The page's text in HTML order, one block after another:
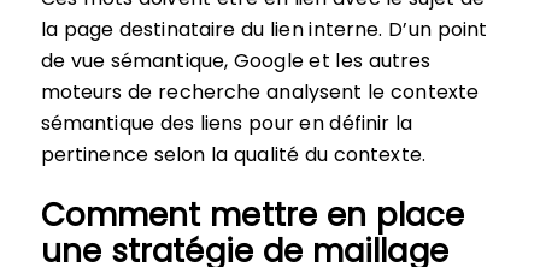
la page destinataire du lien interne. D’un point
de vue sémantique, Google et les autres
moteurs de recherche analysent le contexte
sémantique des liens pour en définir la
pertinence selon la qualité du contexte.
Comment mettre en place
une stratégie de maillage